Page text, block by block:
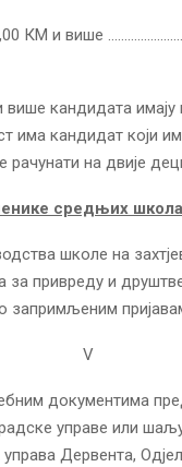
КМ и више
кандидата имају
има кандидат који
рачунати на двије
средњих школа
школе на
за привреду и
запримљеним
V
документима
управе или
управа Дервента,